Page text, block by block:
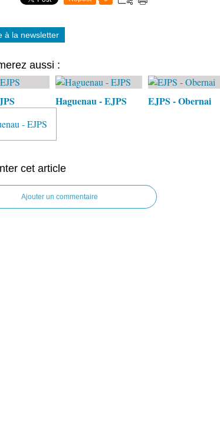
à la newsletter
aussi :
Haguenau - EJPS EJPS - Obernai
- EJPS
cet article
Ajouter un commentaire